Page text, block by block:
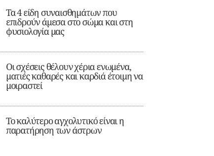
Τα 4 είδη συναισθημάτων που
επιδρούν άμεσα στο σώμα και στη
φυσιολογία μας
Οι σχέσεις θέλουν χέρια ενωμένα,
ματιές καθαρές και καρδιά έτοιμη να
μοιραστεί
Το καλύτερο αγχολυτικό είναι η
παρατήρηση των άστρων